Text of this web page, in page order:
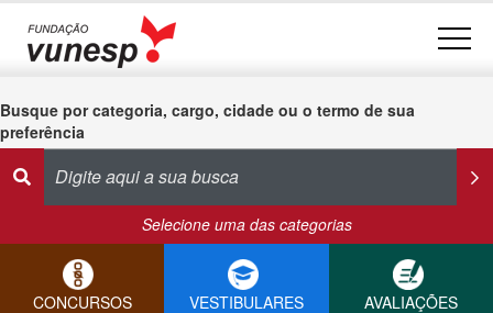
Busque por categoria, cargo, cidade ou o termo de sua
preferência
Selecione uma das categorias
CONCURSOS VESTIBULARES AVALIAÇÕES